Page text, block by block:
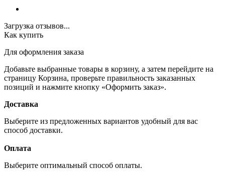
Загрузка отзывов...
Как купить
Для оформления заказа
Добавьте выбранные товары в корзину, а затем перейдите на
страницу Корзина, проверьте правильность заказанных
позиций и нажмите кнопку «Оформить заказ».
Доставка
Выберите из предложенных вариантов удобный для вас
способ доставки.
Оплата
Выберите оптимальный способ оплаты.